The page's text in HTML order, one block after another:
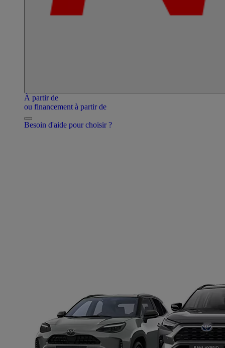
À partir de
ou financement à partir de
Besoin d'aide pour choisir ?